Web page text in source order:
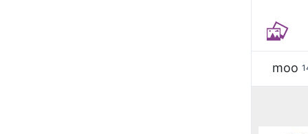
moo